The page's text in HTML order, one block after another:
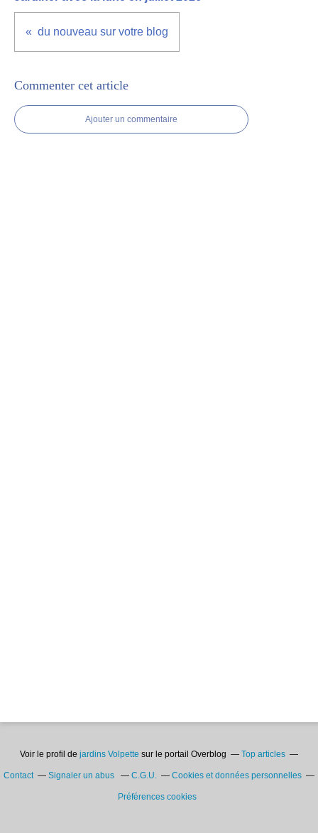
du nouveau sur votre blog
Commenter cet article
Ajouter un commentaire
Voir le profil de jardins Volpette sur le portail Overblog Top articles
Contact Signaler un abus C.G.U. Cookies et données personnelles
Préférences cookies